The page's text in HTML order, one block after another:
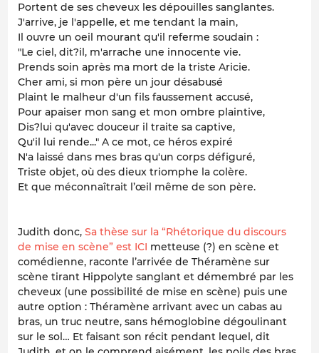
Portent de ses cheveux les dépouilles sanglantes.
J'arrive, je l'appelle, et me tendant la main,
Il ouvre un oeil mourant qu'il referme soudain :
"Le ciel, dit?il, m'arrache une innocente vie.
Prends soin après ma mort de la triste Aricie.
Cher ami, si mon père un jour désabusé
Plaint le malheur d'un fils faussement accusé,
Pour apaiser mon sang et mon ombre plaintive,
Dis?lui qu'avec douceur il traite sa captive,
Qu'il lui rende..." A ce mot, ce héros expiré
N'a laissé dans mes bras qu'un corps défiguré,
Triste objet, où des dieux triomphe la colère.
Et que méconnaîtrait l’œil même de son père.
Judith donc, Sa thèse sur la “Rhétorique du discours
de mise en scène” est ICI metteuse (?) en scène et
comédienne, raconte l’arrivée de Théramène sur
scène tirant Hippolyte sanglant et démembré par les
cheveux (une possibilité de mise en scène) puis une
autre option : Théramène arrivant avec un cabas au
bras, un truc neutre, sans hémoglobine dégoulinant
sur le sol… Et faisant son récit pendant lequel, dit